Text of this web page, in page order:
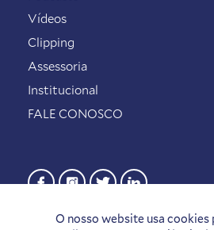
O nosso website usa cookies
Vídeos
Clipping
Assessoria
Institucional
FALE CONOSCO